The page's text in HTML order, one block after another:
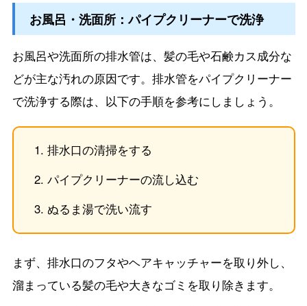
お風呂・洗面所：パイプクリーナーで洗浄
お風呂や洗面所の排水管は、髪の毛や石鹸カス成分な
どが主な汚れの原因です。排水管をパイプクリーナー
で洗浄する際は、以下の手順を参考にしましょう。
排水口の清掃をする
パイプクリーナーの流し込む
ぬるま湯で洗い流す
まず、排水口のフタやヘアキャッチャーを取り外し、
溜まっている髪の毛や大きなゴミを取り除きます。